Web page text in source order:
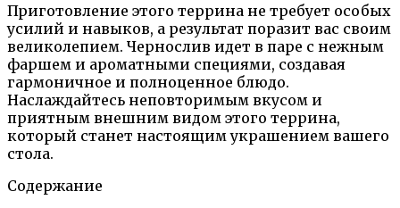
Приготовление этого террина не требует особых
усилий и навыков, а результат поразит вас своим
великолепием. Чернослив идет в паре с нежным
фаршем и ароматными специями, создавая
гармоничное и полноценное блюдо.
Наслаждайтесь неповторимым вкусом и
приятным внешним видом этого террина,
который станет настоящим украшением вашего
стола.
Содержание